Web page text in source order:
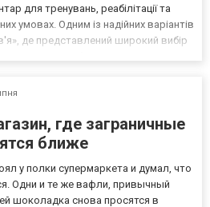
для тренувань, реабілітації та
умовах. Одним із надійних варіантів
де представлений широкий вибір
где заграничные
ближе
у полки супермаркета и думал, что
Одни и те же вафли, привычный
шоколадка снова просятся в